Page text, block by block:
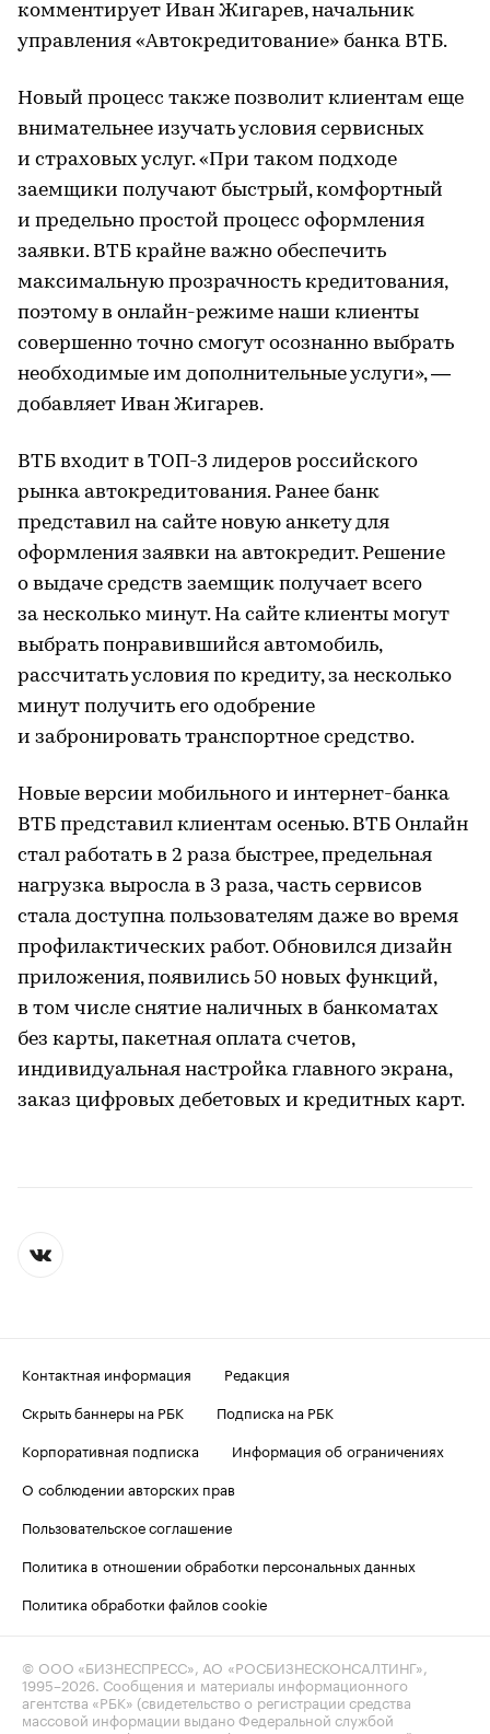
комментирует Иван Жигарев, начальник
управления «Автокредитование» банка ВТБ.
Новый процесс также позволит клиентам еще
внимательнее изучать условия сервисных
и страховых услуг. «При таком подходе
заемщики получают быстрый, комфортный
и предельно простой процесс оформления
заявки. ВТБ крайне важно обеспечить
максимальную прозрачность кредитования,
поэтому в онлайн-режиме наши клиенты
совершенно точно смогут осознанно выбрать
необходимые им дополнительные услуги», —
добавляет Иван Жигарев.
ВТБ входит в ТОП-3 лидеров российского
рынка автокредитования. Ранее банк
представил на сайте новую анкету для
оформления заявки на автокредит. Решение
о выдаче средств заемщик получает всего
за несколько минут. На сайте клиенты могут
выбрать понравившийся автомобиль,
рассчитать условия по кредиту, за несколько
минут получить его одобрение
и забронировать транспортное средство.
Новые версии мобильного и интернет-банка
ВТБ представил клиентам осенью. ВТБ Онлайн
стал работать в 2 раза быстрее, предельная
нагрузка выросла в 3 раза, часть сервисов
стала доступна пользователям даже во время
профилактических работ. Обновился дизайн
приложения, появились 50 новых функций,
в том числе снятие наличных в банкоматах
без карты, пакетная оплата счетов,
индивидуальная настройка главного экрана,
заказ цифровых дебетовых и кредитных карт.
Контактная информация
Редакция
Скрыть баннеры на РБК
Подписка на РБК
Корпоративная подписка
Информация об ограничениях
О соблюдении авторских прав
Пользовательское соглашение
Политика в отношении обработки персональных данных
Политика обработки файлов cookie
© ООО «БИЗНЕСПРЕСС», АО «РОСБИЗНЕСКОНСАЛТИНГ»,
1995–2026. Сообщения и материалы информационного
агентства «РБК» (свидетельство о регистрации средства
массовой информации выдано Федеральной службой